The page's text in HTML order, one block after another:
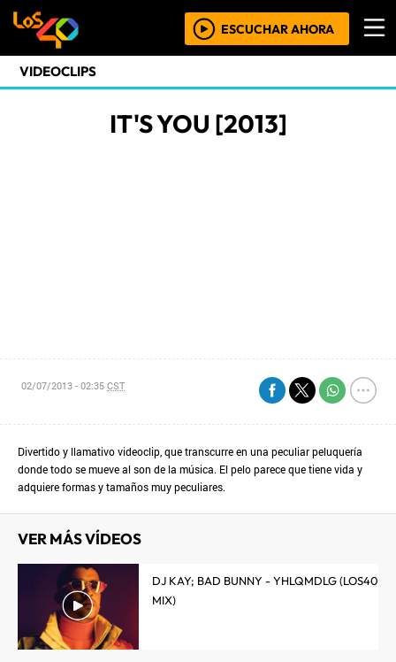
ESCUCHAR AHORA
VIDEOCLIPS
IT'S YOU [2013]
02/07/2013 - 02:35CST
Divertido y llamativo videoclip, que transcurre en una peculiar peluquería
donde todo se mueve al son de la música. El pelo parece que tiene vida y
adquiere formas y tamaños muy peculiares.
VER MÁS VÍDEOS
DJ KAY; BAD BUNNY - YHLQMDLG (LOS40
MIX)